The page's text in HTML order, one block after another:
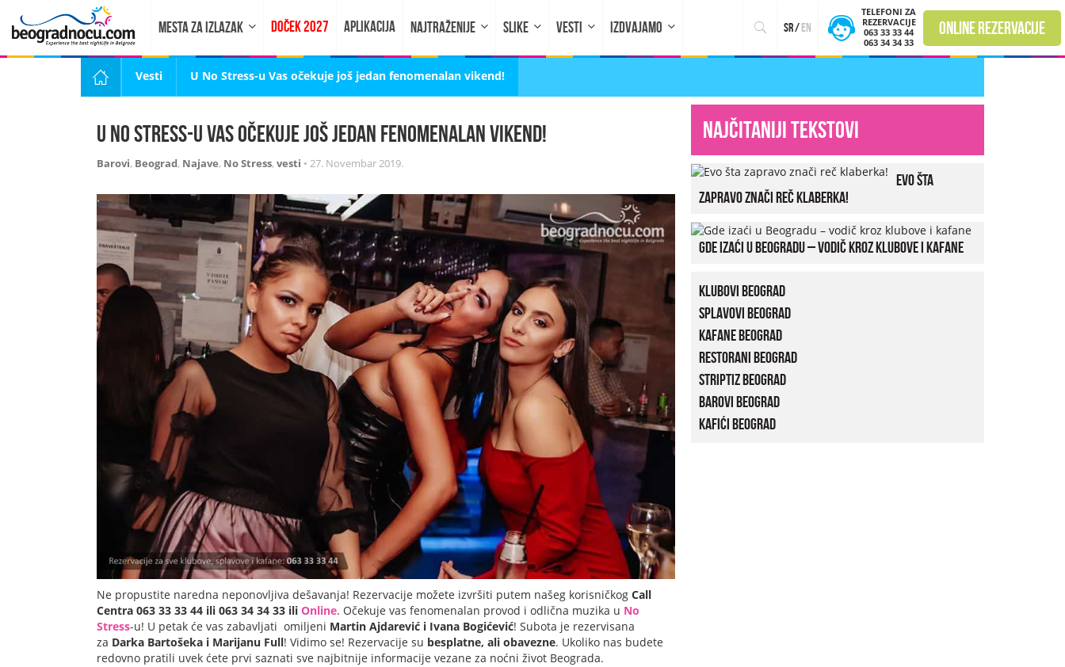
MESTA ZA IZLAZAK DOČEK 2027 APLIKACIJA NAJTRAŽENIJE SLIKE VESTI IZDVAJAMO sr/en
TELEFONI ZA
REZERVACIJE
063 33 33 44
063 34 34 33
online rezervacije
Vesti U No Stress-u Vas očekuje još jedan fenomenalan vikend!
U No Stress-u Vas očekuje još jedan fenomenalan vikend!
Barovi, Beograd, Najave, No Stress, vesti • 27. Novembar 2019.
Ne propustite naredna neponovljiva dešavanja! Rezervacije možete izvršiti putem našeg korisničkog Call
Centra 063 33 33 44 ili 063 34 34 33 ili Online. Očekuje vas fenomenalan provod i odlična muzika u No
Stress-u! U petak će vas zabavljati omiljeni Martin Ajdarević i Ivana Bogićević! Subota je rezervisana
za Darka Bartošeka i Marijanu Full! Vidimo se! Rezervacije su besplatne, ali obavezne. Ukoliko nas budete
redovno pratili uvek ćete prvi saznati sve najbitnije informacije vezane za noćni život Beograda.
Najčitaniji tekstovi
Evo šta
zapravo znači reč klaberka!
Gde izaći u Beogradu – vodič kroz klubove i kafane
Klubovi Beograd
Splavovi Beograd
Kafane Beograd
Restorani Beograd
Striptiz Beograd
Barovi Beograd
Kafići Beograd